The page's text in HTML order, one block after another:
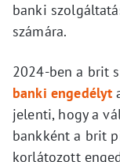
banki
számára.
2024-ben a brit
banki engedélyt
jelenti, hogy a
bankként a brit
korlátozott